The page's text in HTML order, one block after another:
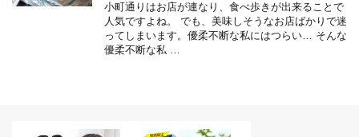
小町通りはお店が連なり、食べ歩きが出来ることで
人気ですよね。 でも、美味しそうなお店ばかりで迷
ってしまいます。優柔不断な私にはつらい… そんな
優柔不断な私 …